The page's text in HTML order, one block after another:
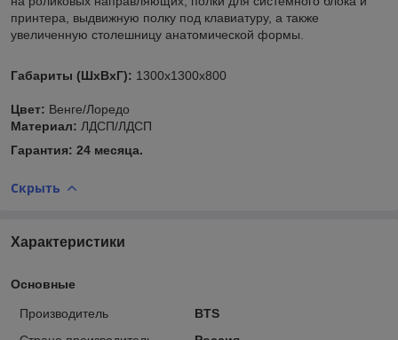
принтера, выдвижную полку под клавиатуру, а также
увеличенную столешницу анатомической формы.
Габариты (ШхВхГ): 1300х1300х800
Цвет: Венге/Лоредо
Материал: ЛДСП/ЛДСП
Гарантия: 24 месяца.
Скрыть
Характеристики
Основные
Производитель
BTS